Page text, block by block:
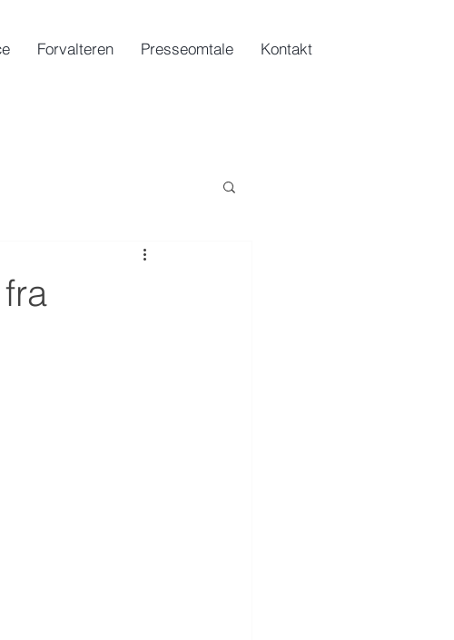
Forvalteren Presseomtale Kontakt